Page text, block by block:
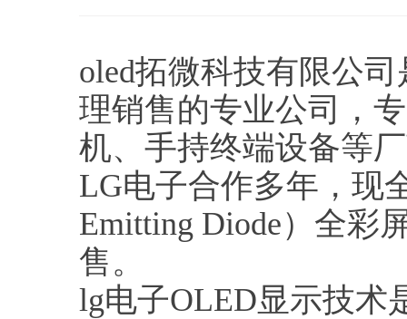
oled拓微科技有限公
理销售的专业公司，
机、手持终端设备等
LG电子合作多年，现
Emitting Diode）全彩
售。
lg电子OLED显示技术